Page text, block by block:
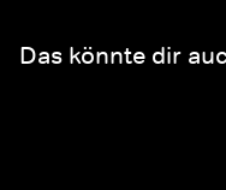
Das könnte dir